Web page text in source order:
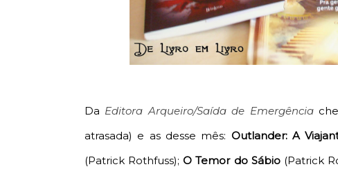
Da Editora Arqueiro/Saída de Emergência
atrasada) e as desse mês: Outlander: A
(Patrick Rothfuss);O Temor do Sábio(Patrick